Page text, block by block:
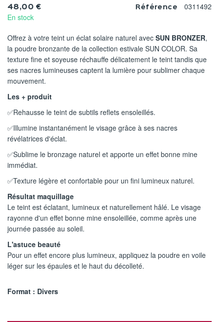
48,00 €
En stock
Référence 0311492
Offrez à votre teint un éclat solaire naturel avec SUN BRONZER,
la poudre bronzante de la collection estivale SUN COLOR. Sa
texture fine et soyeuse réchauffe délicatement le teint tandis que
ses nacres lumineuses captent la lumière pour sublimer chaque
mouvement.
Les + produit
✅Rehausse le teint de subtils reflets ensoleillés.
✅Illumine instantanément le visage grâce à ses nacres
révélatrices d'éclat.
✅Sublime le bronzage naturel et apporte un effet bonne mine
immédiat.
✅Texture légère et confortable pour un fini lumineux naturel.
Résultat maquillage
Le teint est éclatant, lumineux et naturellement hâlé. Le visage
rayonne d'un effet bonne mine ensoleillée, comme après une
journée passée au soleil.
L'astuce beauté
Pour un effet encore plus lumineux, appliquez la poudre en voile
léger sur les épaules et le haut du décolleté.
Format : Divers